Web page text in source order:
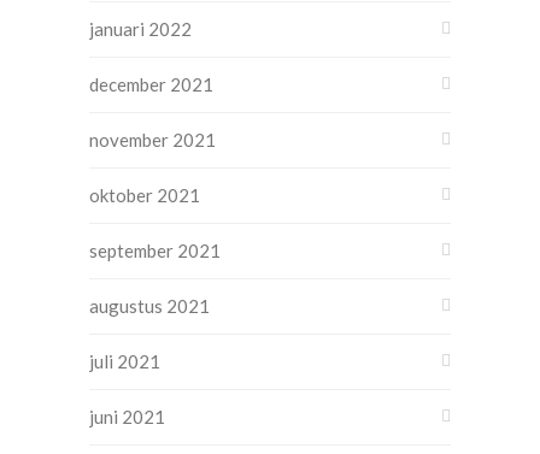
januari 2022
december 2021
november 2021
oktober 2021
september 2021
augustus 2021
juli 2021
juni 2021